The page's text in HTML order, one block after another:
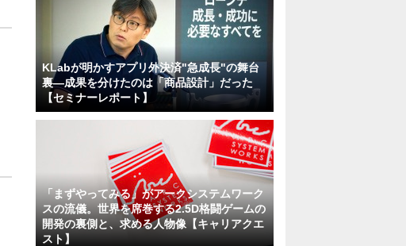
KLabが明かすアプリ外決済"急成長"の舞台
裏―成果を分けたのは「商品設計」だった
【セミナーレポート】
「まずやってみる」がアークシステムワーク
スの流儀。世界を席巻する2.5D格闘ゲームの
開発の裏側と、求める人物像【キャリアクエ
スト】